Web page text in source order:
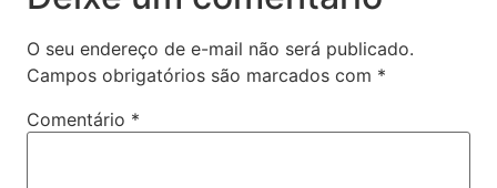
O seu endereço de e-mail não será publicado.
Campos obrigatórios são marcados com *
Comentário *